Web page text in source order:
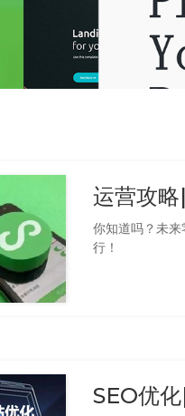
运营攻
你知道吗？未
行！
SEO优